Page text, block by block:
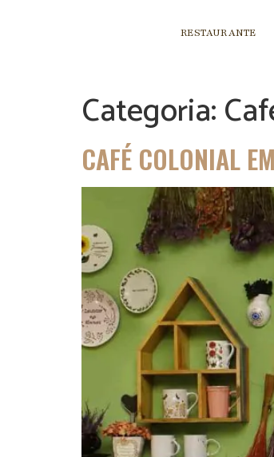
RESTAURANTE
Categoria:
CAFÉ COLONIAL